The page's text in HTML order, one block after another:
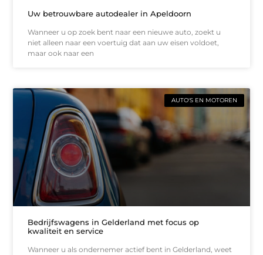
Uw betrouwbare autodealer in Apeldoorn
Wanneer u op zoek bent naar een nieuwe auto, zoekt u
niet alleen naar een voertuig dat aan uw eisen voldoet,
maar ook naar een
AUTO'S EN MOTOREN
Bedrijfswagens in Gelderland met focus op
kwaliteit en service
Wanneer u als ondernemer actief bent in Gelderland, weet